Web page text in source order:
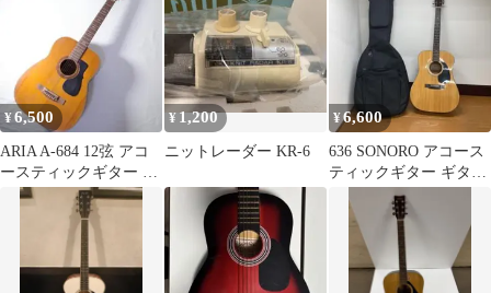
¥6,500
ARIA A-684 12弦 アコ
ースティックギター 0
フレット仕様
¥ 1,200
ニットレーダー KR-6
¥6,600
636 SONORO アコース
ティックギター ギター
ケースつき